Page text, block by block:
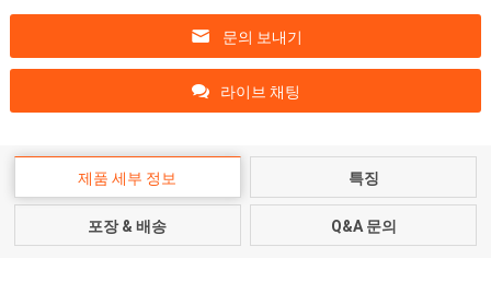
문의 보내기
라이브 채팅
제품 세부 정보 특징
포장 & 배송 Q&A 문의